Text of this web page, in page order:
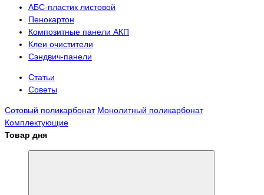
АБС-пластик листовой
Пенокартон
Композитные панели АКП
Клеи очистители
Сэндвич-панели
Статьи
Советы
Сотовый поликарбонат Монолитный поликарбонат
Комплектующие
Товар дня